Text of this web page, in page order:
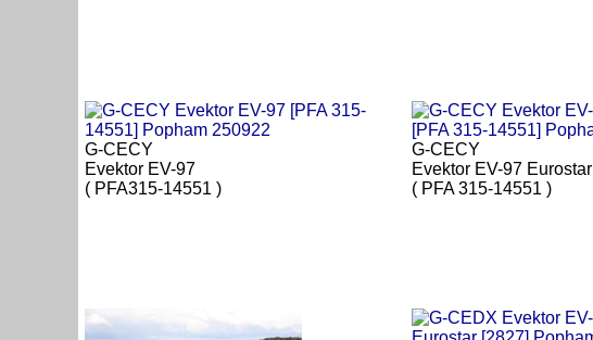
G-CECY
Evektor EV-97
( PFA315-14551 )
G-CECY
Evektor EV-97 Eurostar
( PFA 315-14551 )